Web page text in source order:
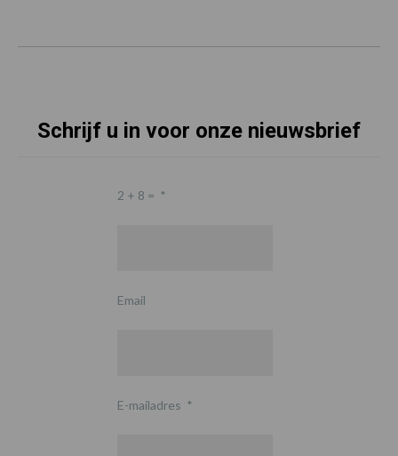
Schrijf u in voor onze nieuwsbrief
2 + 8 = *
Email
E-mailadres *